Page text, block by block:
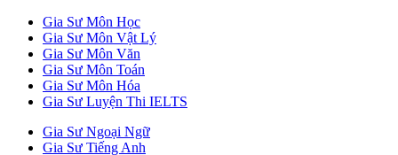
Gia Sư Môn Học
Gia Sư Môn Vật Lý
Gia Sư Môn Văn
Gia Sư Môn Toán
Gia Sư Môn Hóa
Gia Sư Luyện Thi IELTS
Gia Sư Ngoại Ngữ
Gia Sư Tiếng Anh